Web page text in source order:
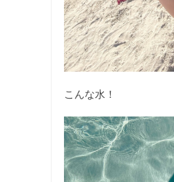
こんな水！